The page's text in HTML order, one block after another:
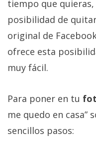
opciones
de
privacidad
Aviso
Legal
El medio de
comunicación
digital donde
encontrarás
todas las
tiempo que
posibilidad de
original de
ofrece esta
muy fácil.
Para poner en tu
me quedo en casa”
sencillos pasos: